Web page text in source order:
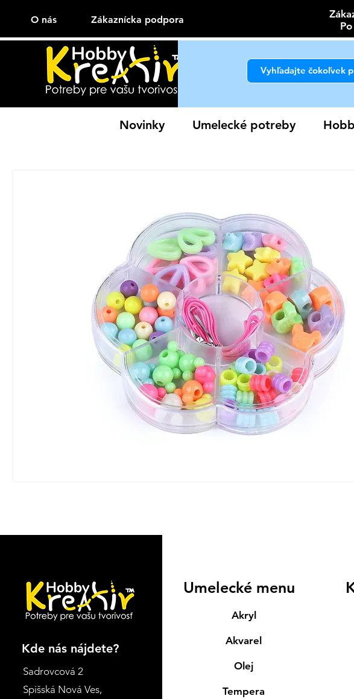
O nás Zákaznícka podpora
Novinky Umelecké potreby
Kde nás nájdete?
Sadrovcová 2
Spišská Nová Ves,
Umelecké menu
Akryl
Akvarel
Olej
Tempera